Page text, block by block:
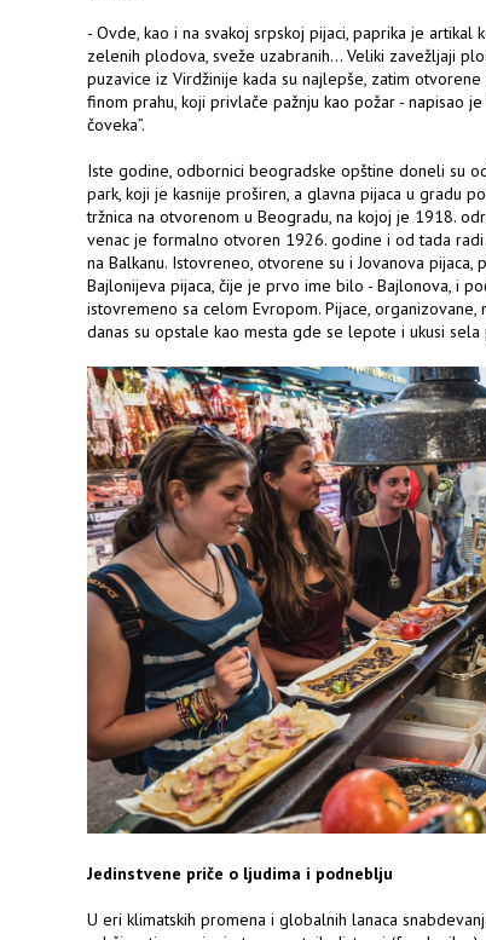
- Ovde, kao i na svakoj srpskoj pijaci, paprika je
zelenih plodova, sveže uzabranih… Veliki zavežljaji
puzavice iz Virdžinije kada su najlepše, zatim
finom prahu, koji privlače pažnju kao požar - napisao
čoveka”.
Iste godine, odbornici beogradske opštine doneli su
park, koji je kasnije proširen, a glavna pijaca u gradu
tržnica na otvorenom u Beogradu, na kojoj je 1918.
venac je formalno otvoren 1926. godine i od tada radi
na Balkanu. Istovreneo, otvorene su i Jovanova pijaca,
Bajlonijeva pijaca, čije je prvo ime bilo - Bajlonova, i
istovremeno sa celom Evropom. Pijace,
danas su opstale kao mesta gde se lepote i ukusi
Jedinstvene priče o ljudima i podneblju
U eri klimatskih promena i globalnih lanaca